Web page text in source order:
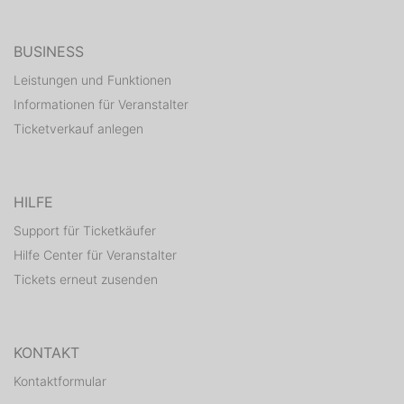
"Mit den Partys ist es wie mit den Kreditkarten. Es gibt
die Standard-Ausgaben und es gibt die
exklusiveren Editionen. Die ü30 Platin Party zählt, wie
der Name verrät, zur zweiten Kategorie."
BUSINESS
Leistungen und Funktionen
Informationen für Veranstalter
Ticketverkauf anlegen
HILFE
Support für Ticketkäufer
Hilfe Center für Veranstalter
Tickets erneut zusenden
KONTAKT
Kontaktformular